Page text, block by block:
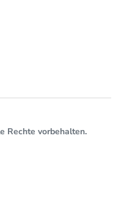
Rechte vorbehalten.